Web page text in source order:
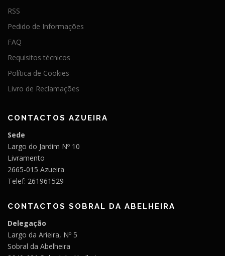
RSS
Pedido de Informações
FAQ
Requisitos técnicos
Política de Cookies
Livro de Reclamações
CONTACTOS AZUEIRA
Sede
Largo do Jardim Nº 10
Livramento
2665-015 Azueira
Telef: 261961529
CONTACTOS SOBRAL DA ABELHEIRA
Delegação
Largo da Arieira, Nº 5
Sobral da Abelheira